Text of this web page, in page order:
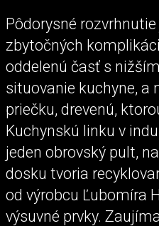
Pôdorysné
zbytočných
oddelenú časť s
situovanie kuchyne, a
priečku, drevenú,
Kuchynskú linku v
jeden obrovský pult,
dosku tvoria
od výrobcu Ľubomíra
výsuvné prvky.